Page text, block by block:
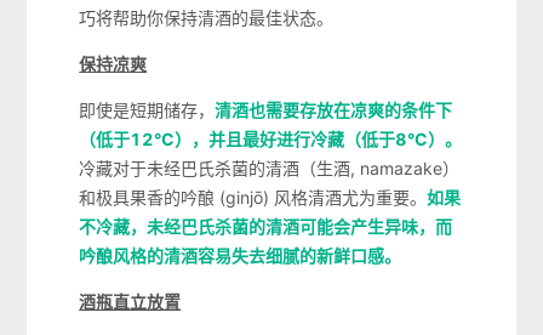
巧将帮助你保持清酒的最佳状态。
保持凉爽
即使是短期储存，清酒也需要存放在凉爽的条件下
（低于12°C），并且最好进行冷藏（低于8°C）。
冷藏对于未经巴氏杀菌的清酒（生酒, namazake）
和极具果香的吟酿 (ginjō) 风格清酒尤为重要。如果
不冷藏，未经巴氏杀菌的清酒可能会产生异味，而
吟酿风格的清酒容易失去细腻的新鲜口感。
酒瓶直立放置